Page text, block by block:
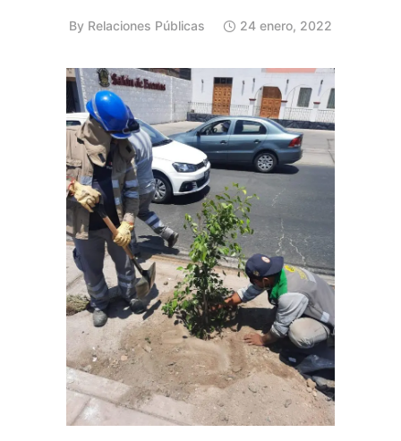
By Relaciones Públicas 24 enero, 2022